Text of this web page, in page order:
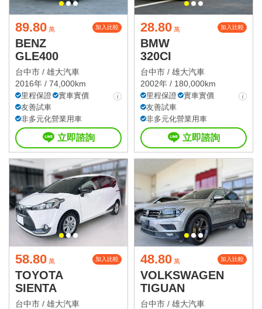
89.80 萬 加入比較
BENZ
GLE400
台中市 / 雄大汽車
2016年 / 74,000km
里程保證
實車實價
友善試車
非多元化營業用車
立即諮詢
28.80 萬 加入比較
BMW
320CI
台中市 / 雄大汽車
2002年 / 180,000km
里程保證
實車實價
友善試車
非多元化營業用車
立即諮詢
58.80 萬 加入比較
TOYOTA
SIENTA
台中市 / 雄大汽車
48.80 萬 加入比較
VOLKSWAGEN
TIGUAN
台中市 / 雄大汽車